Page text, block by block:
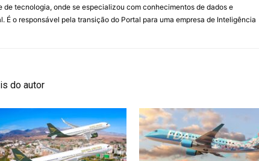
de tecnologia, onde se especializou com conhecimentos de dados e
É o responsável pela transição do Portal para uma empresa de Inteligência
do autor